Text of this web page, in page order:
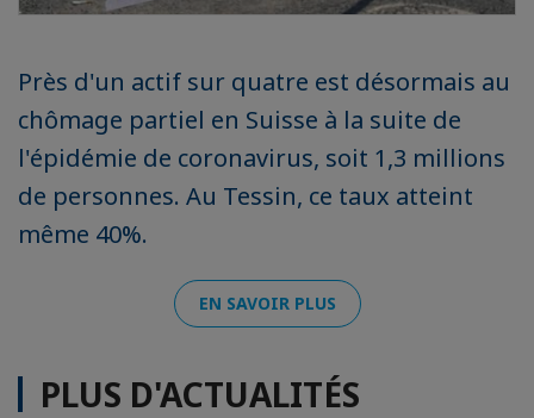
Près d'un actif sur quatre est désormais au
chômage partiel en Suisse à la suite de
l'épidémie de coronavirus, soit 1,3 millions
de personnes. Au Tessin, ce taux atteint
même 40%.
EN SAVOIR PLUS
PLUS D'ACTUALITÉS